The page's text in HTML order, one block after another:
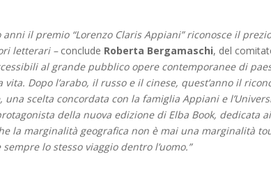
anni il premio “Lorenzo Claris Appiani” riconosce il
letterari –conclude Roberta Bergamaschi, del
al grande pubblico opere contemporanee di
vita. Dopo l’arabo, il russo e il cinese, quest’anno il
una scelta concordata con la famiglia Appiani e
della nuova edizione di Elba Book, dedicata
la marginalità geografica non è mai una marginalità
lo stesso viaggio dentro l’uomo.”